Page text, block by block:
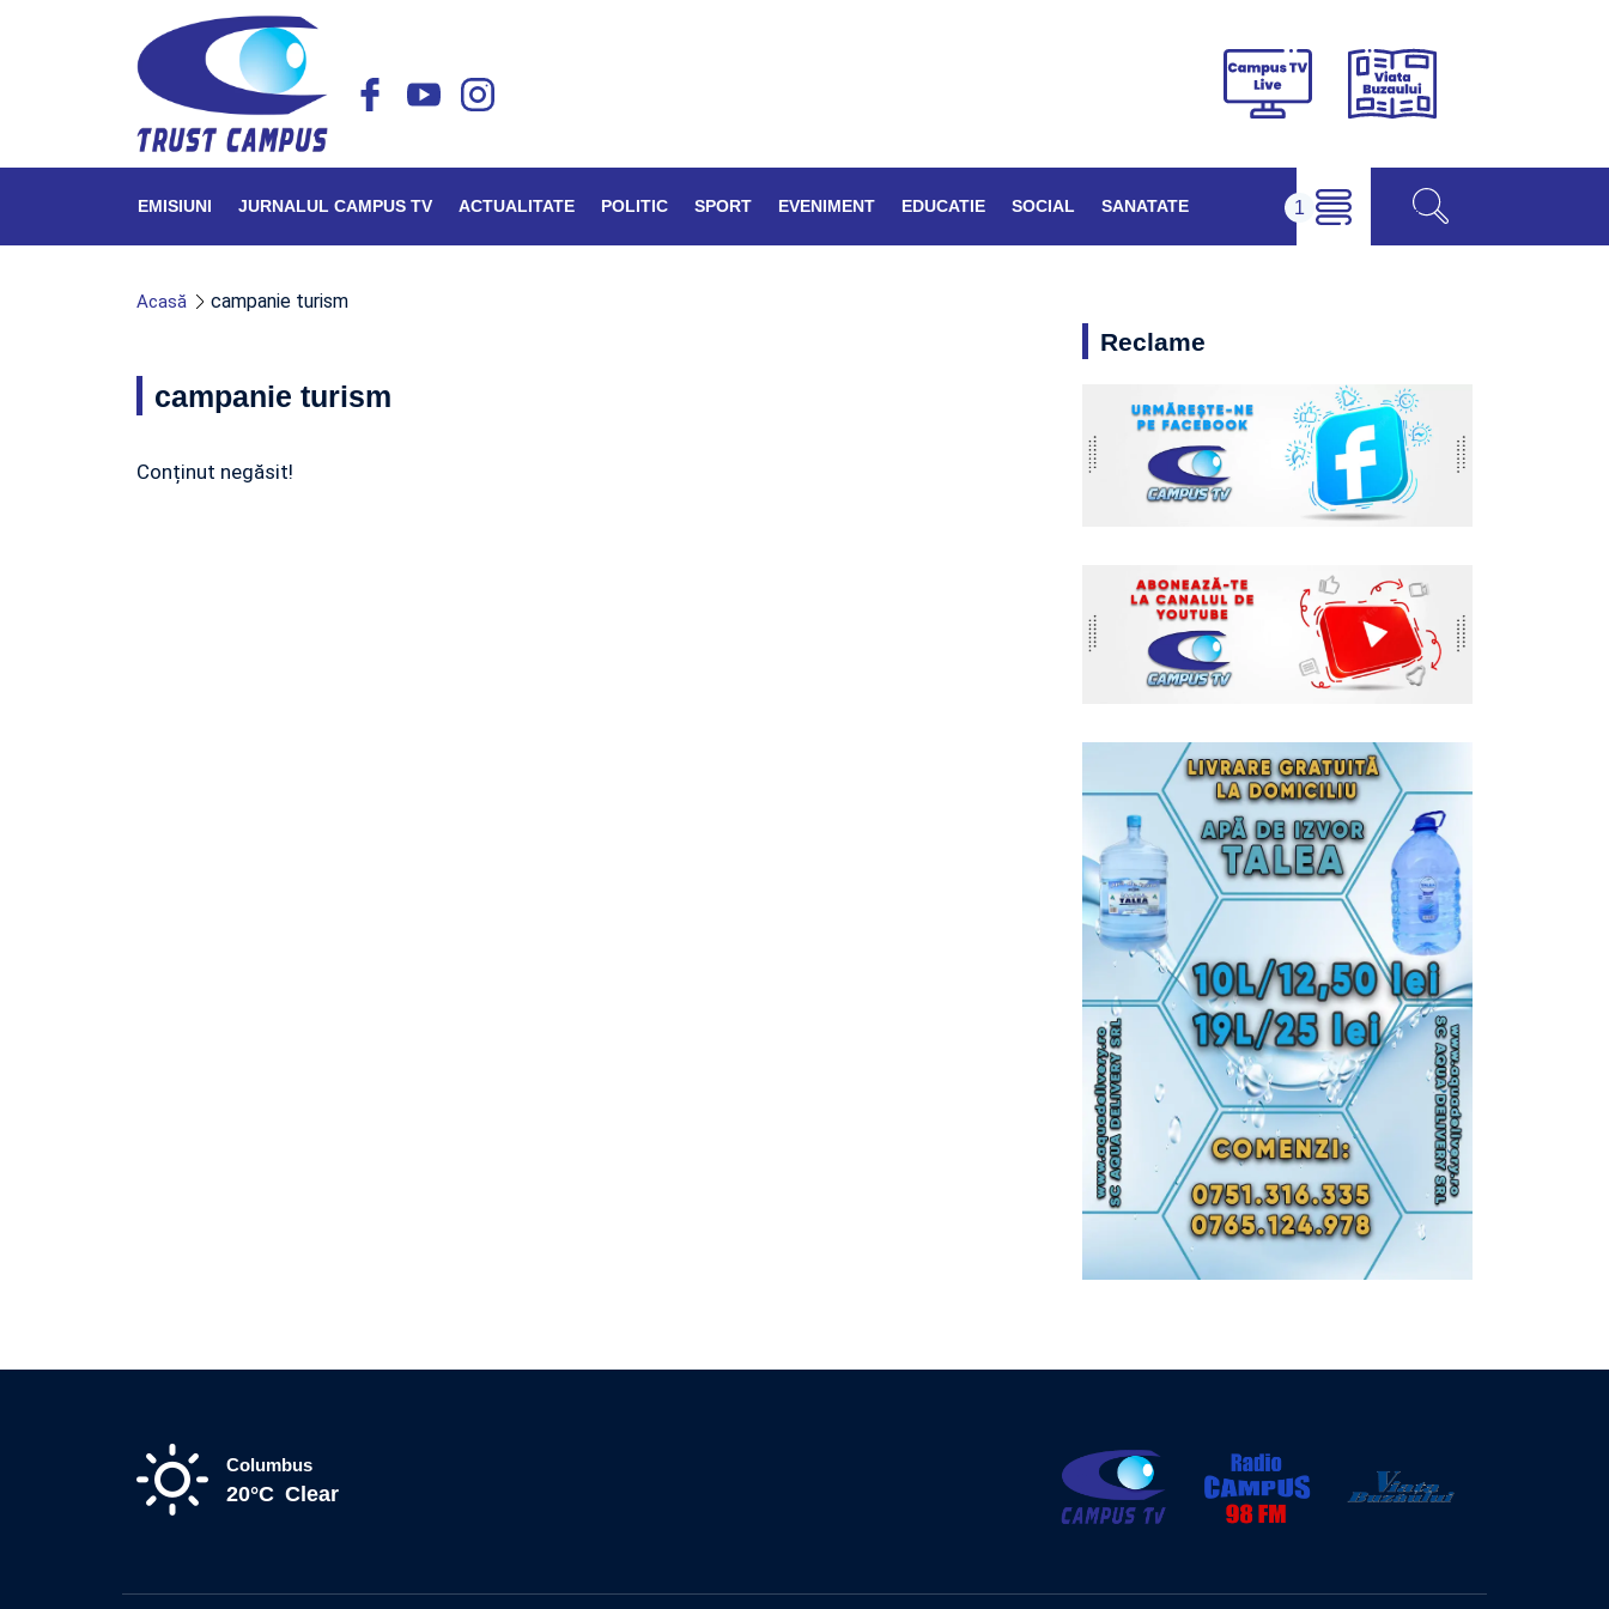
Campus
Viața
EMISIUNI JURNALUL CAMPUS TV ACTUALITATE POLITIC SPORT EVENIMENT EDUCATIE SOCIAL SANATATE
Acasă campanie turism
campanie turism
Conținut negăsit!
Reclame
Columbus
20°C Clear